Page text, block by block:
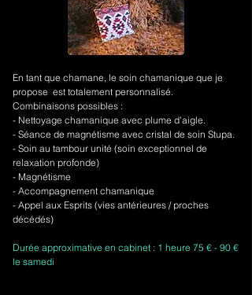
En tant que chamane, le soin chamanique que je
propose est totalement personnalisé.
Combinaisons possibles :
- Nettoyage chamanique avec plume d'aigle.
- Séance de magnétisme avec cristal de soin Stupa.
- Soin au tambour unité (soin exceptionnel de
relaxation profonde)
- Magnétisme
- Accompagnement chamanique
- Appel aux Esprits (vies antérieures / proches
décédés)
Durée approximative en cabinet : 1 heure 75 € - 90 €
le samedi